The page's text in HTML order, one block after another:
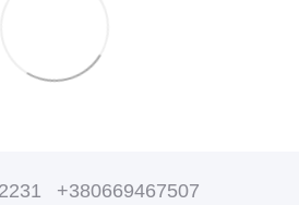
+380669467507